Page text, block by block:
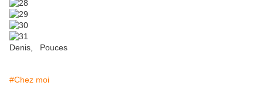
Denis, Pouces
#Chez moi